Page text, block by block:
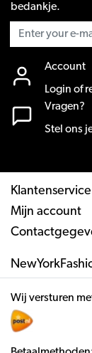
bedankje.
Account
Login of
Vragen?
Stel ons
Klantenservice
Mijn account
Wij versturen